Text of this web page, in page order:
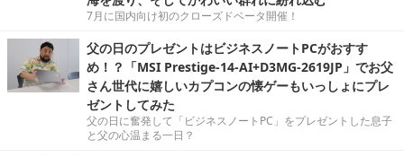
7月に国内向け初のクローズドベータ開催！
父の日のプレゼントはビジネスノートPCがおすす
め！？「MSI Prestige-14-AI+D3MG-2619JP」でお父
さん世代に嬉しいカプコンの懐ゲーもいっしょにプレ
ゼントしてみた
父の日に奮発して「ビジネスノートPC」をプレゼントした息子
と父の心温まる一日？